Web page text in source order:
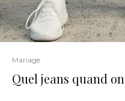
Mariage
Quel jeans quand